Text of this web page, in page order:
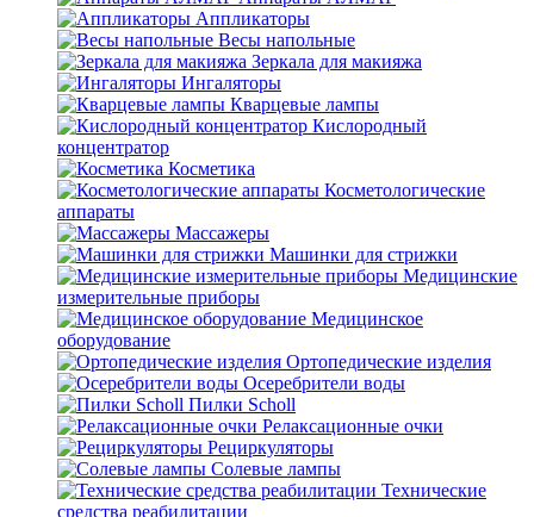
Аппликаторы
Весы напольные
Зеркала для макияжа
Ингаляторы
Кварцевые лампы
Кислородный
концентратор
Косметика
Косметологические
аппараты
Массажеры
Машинки для стрижки
Медицинские
измерительные приборы
Медицинское
оборудование
Ортопедические изделия
Осеребрители воды
Пилки Scholl
Релаксационные очки
Рециркуляторы
Солевые лампы
Технические
средства реабилитации